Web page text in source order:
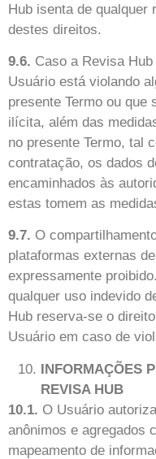
Hub isenta de qualquer
destes direitos.
9.6. Caso a Revisa
Usuário está violando
presente Termo ou que
ilícita, além das
no presente Termo, tal
contratação, os dados
encaminhados às
estas tomem as
9.7. O
plataformas externas
expressamente
qualquer uso indevido
Hub reserva-se o
Usuário em caso de
INFORMAÇÕES
REVISA HUB
10.1. O Usuário
anônimos e agregados
mapeamento de